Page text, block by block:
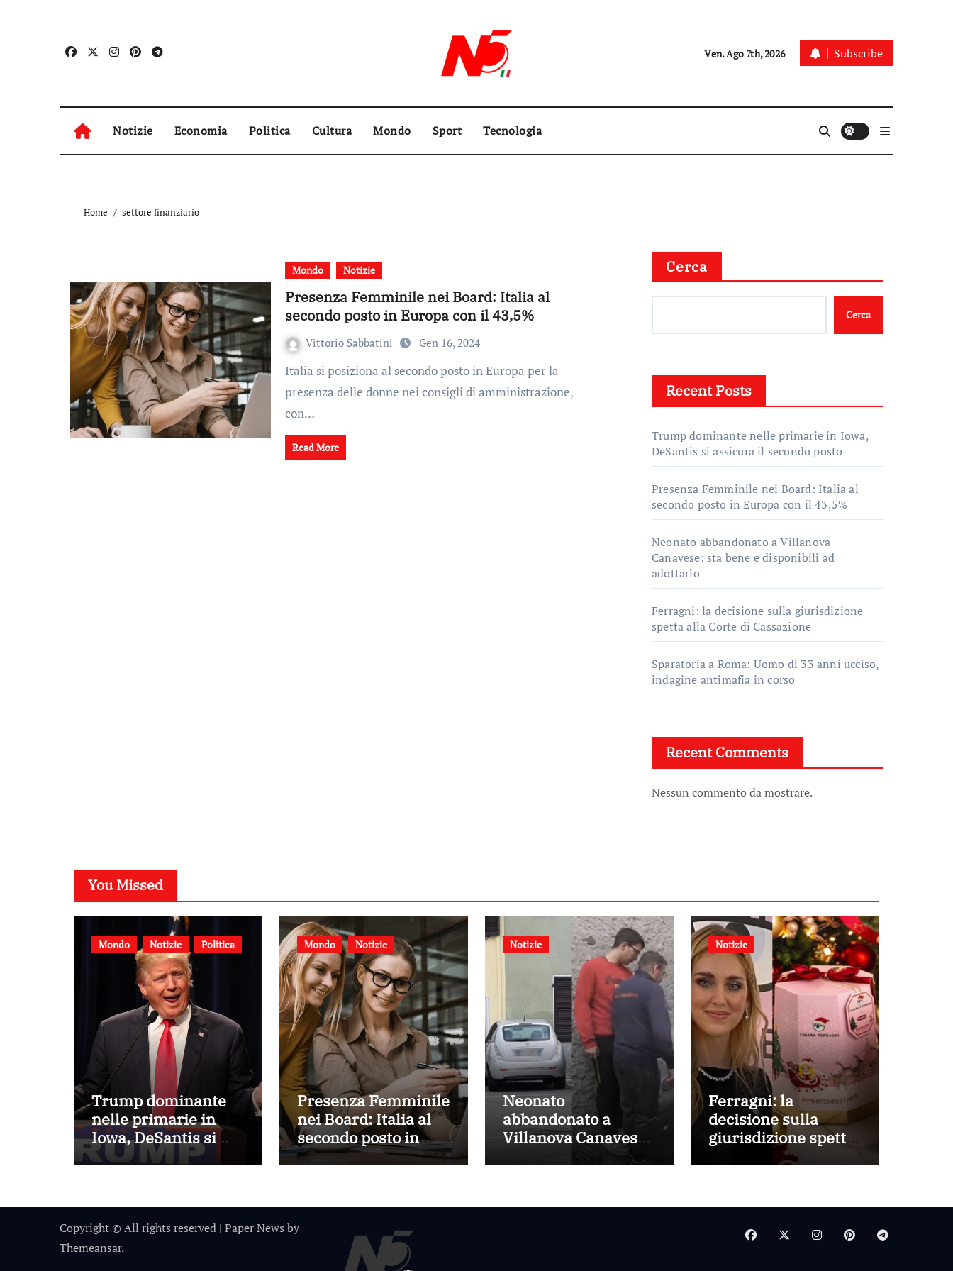
Ven. Ago 7th, 2026 Subscribe
Notizie Economia Politica Cultura Mondo Sport Tecnologia
Home settore finanziario
Mondo Notizie
Presenza Femminile nei Board: Italia al
secondo posto in Europa con il 43,5%
Vittorio Sabbatini Gen 16, 2024
Italia si posiziona al secondo posto in Europa per la
presenza delle donne nei consigli di amministrazione,
con…
Read More
Cerca
Cerca
Recent Posts
Trump dominante nelle primarie in Iowa,
DeSantis si assicura il secondo posto
Presenza Femminile nei Board: Italia al
secondo posto in Europa con il 43,5%
Neonato abbandonato a Villanova
Canavese: sta bene e disponibili ad
adottarlo
Ferragni: la decisione sulla giurisdizione
spetta alla Corte di Cassazione
Sparatoria a Roma: Uomo di 33 anni ucciso,
indagine antimafia in corso
Recent Comments
Nessun commento da mostrare.
You Missed
Mondo Notizie Politica
Trump dominante
nelle primarie in
Iowa, DeSantis si
assicura il secondo
Mondo Notizie
Presenza Femminile
nei Board: Italia al
secondo posto in
Europa con il 43,5%
Notizie
Neonato
abbandonato a
Villanova Canavese:
Notizie
Ferragni: la
decisione sulla
giurisdizione spetta
alla Corte di
Copyright © All rights reserved | Paper News by
Themeansar.